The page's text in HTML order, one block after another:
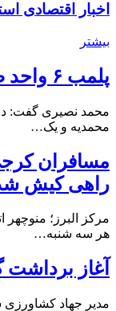
اخبار اقتصادی
بیشتر
پلمب ۶ واحد صنفی در شهرستان البرز
محمدیه و یک…
مسافران کرجی
راهی کیش
مرکز البرز؛
هر سه شنبه…
آغاز برداشت